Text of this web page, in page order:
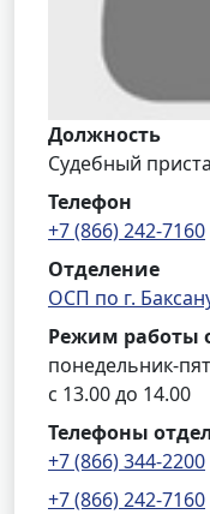
Должность
Судебный
Телефон
+7 (866) 242-7160
Отделение
ОСП по г.
Режим работы
понедельник-
с 13.00 до 14.00
Телефоны
+7 (866) 344-2200
+7 (866) 242-7160